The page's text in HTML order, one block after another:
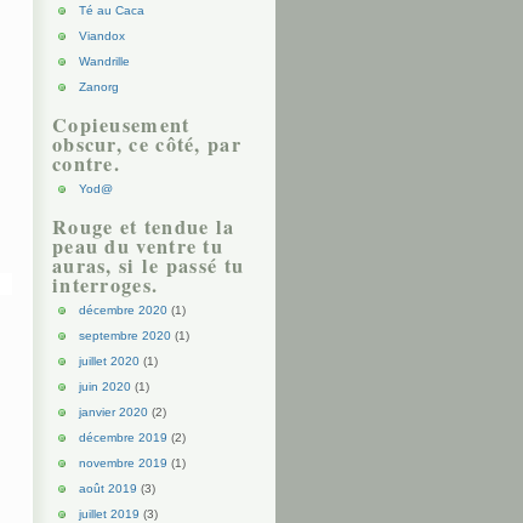
Té au Caca
Viandox
Wandrille
Zanorg
Copieusement
obscur, ce côté, par
contre.
Yod@
Rouge et tendue la
peau du ventre tu
auras, si le passé tu
interroges.
décembre 2020 (1)
septembre 2020 (1)
juillet 2020 (1)
juin 2020 (1)
janvier 2020 (2)
décembre 2019 (2)
novembre 2019 (1)
août 2019 (3)
juillet 2019 (3)